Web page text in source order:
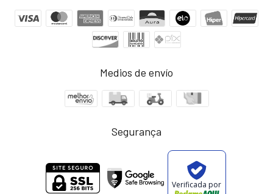
Medios de envío
Segurança
Verificada por